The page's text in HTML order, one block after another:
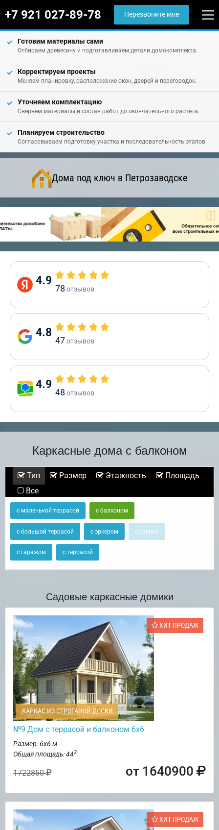
+7 921 027-89-78 Перезвоните мне
Готовим материалы сами
Отбираем древесину и подготавливаем детали домокомплекта.
Корректируем проекты
Меняем планировку, расположение окон, дверей и перегородок.
Уточняем комплектацию
Сверяем материалы и состав работ до окончательного расчёта.
Планируем строительство
Согласовываем подготовку участка и последовательность этапов.
Дома под ключ в Петрозаводске
4.9
78 отзывов
4.8
47отзывов
4.9
48 отзывов
Каркасные дома с балконом
Тип Размер Этажность
Площадь
Все
с маленькой террасой с балконом
с большой террасой с эркером с сауной
с гаражом с террасой
Садовые каркасные домики
ХИТ ПРОДАЖ
КАРКАС ИЗ СТРОГАНОЙ ДОСКИ
№9 Дом с террасой и балконом 6х6
Размер: 6х6 м
Общая площадь: 442
1722850 от 1640900
ХИТ ПРОДАЖ